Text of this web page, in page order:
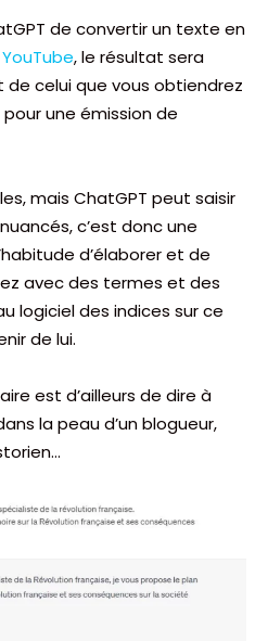
de convertir un texte en
, le résultat sera
celui que vous obtiendrez
une émission de
mais ChatGPT peut saisir
c’est donc une
d’élaborer et de
avec des termes et des
logiciel des indices sur ce
de lui.
est d’ailleurs de dire à
la peau d’un blogueur,